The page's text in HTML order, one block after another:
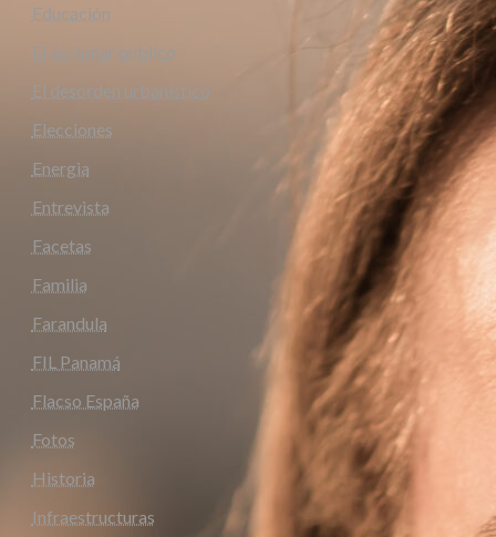
Educación
El accionar público
El desorden urbanístico
Elecciones
Energia
Entrevista
Facetas
Familia
Farandula
FIL Panamá
Flacso España
Fotos
Historia
Infraestructuras